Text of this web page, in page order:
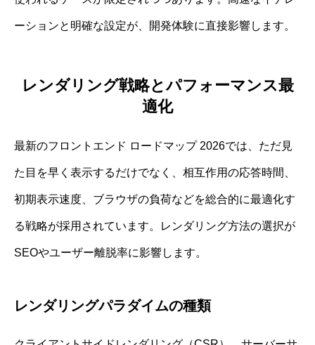
ーションと明確な設定が、開発体験に直接影響します。
レンダリング戦略とパフォーマンス最
適化
最新のフロントエンド ロードマップ 2026では、ただ見
た目を早く表示するだけでなく、相互作用の応答時間、
初期表示速度、ブラウザの負荷などを総合的に最適化す
る戦略が採用されています。レンダリング方法の選択が
SEOやユーザー離脱率に影響します。
レンダリングパラダイムの種類